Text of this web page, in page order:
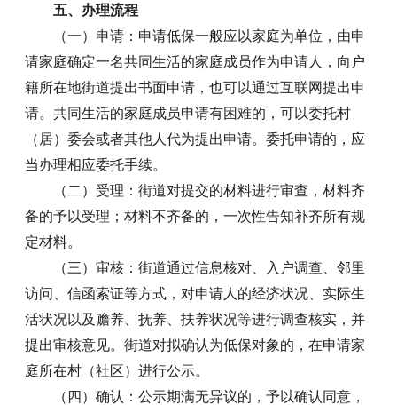
五、办理流程
（一）申请：申请低保一般应以家庭为单位，由申
请家庭确定一名共同生活的家庭成员作为申请人，向户
籍所在地街道提出书面申请，也可以通过互联网提出申
请。共同生活的家庭成员申请有困难的，可以委托村
（居）委会或者其他人代为提出申请。委托申请的，应
当办理相应委托手续。
（二）受理：街道对提交的材料进行审查，材料齐
备的予以受理；材料不齐备的，一次性告知补齐所有规
定材料。
（三）审核：街道通过信息核对、入户调查、邻里
访问、信函索证等方式，对申请人的经济状况、实际生
活状况以及赡养、抚养、扶养状况等进行调查核实，并
提出审核意见。街道对拟确认为低保对象的，在申请家
庭所在村（社区）进行公示。
（四）确认：公示期满无异议的，予以确认同意，